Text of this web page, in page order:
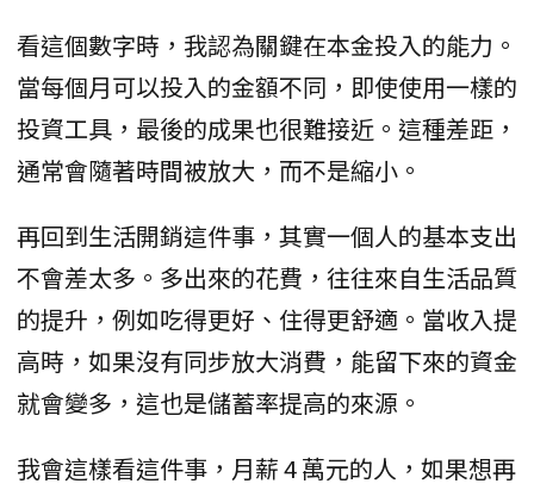
看這個數字時，我認為關鍵在本金投入的能力。
當每個月可以投入的金額不同，即使使用一樣的
投資工具，最後的成果也很難接近。這種差距，
通常會隨著時間被放大，而不是縮小。
再回到生活開銷這件事，其實一個人的基本支出
不會差太多。多出來的花費，往往來自生活品質
的提升，例如吃得更好、住得更舒適。當收入提
高時，如果沒有同步放大消費，能留下來的資金
就會變多，這也是儲蓄率提高的來源。
我會這樣看這件事，月薪 4 萬元的人，如果想再